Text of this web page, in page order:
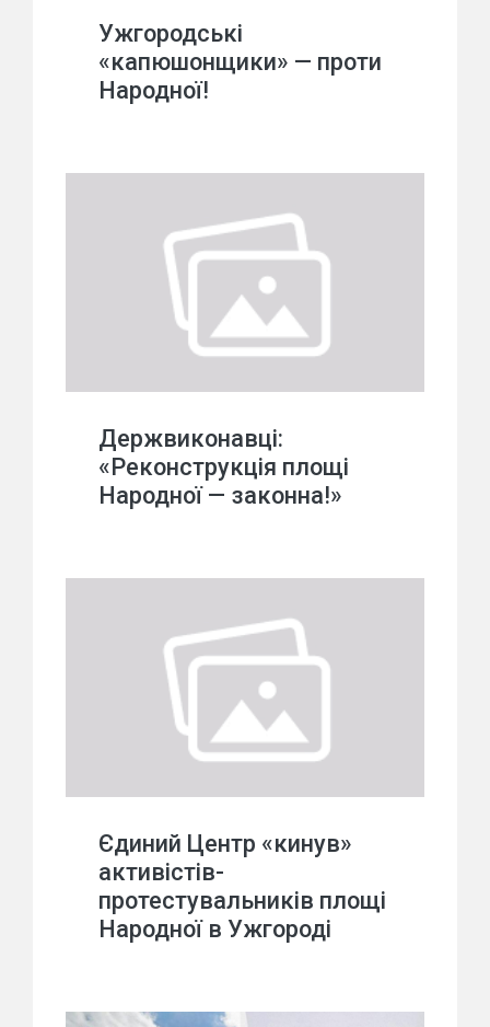
Ужгородські
«капюшонщики» — проти
Народної!
Держвиконавці:
«Реконструкція площі
Народної — законна!»
Єдиний Центр «кинув»
активістів-
протестувальників площі
Народної в Ужгороді